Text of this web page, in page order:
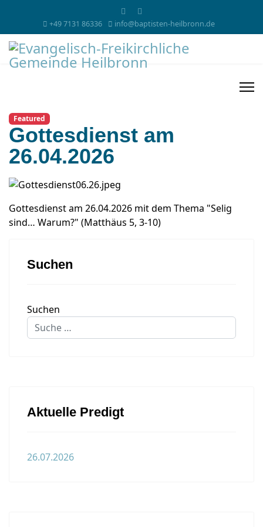
+49 7131 86336 info@baptisten-heilbronn.de
Featured
Gottesdienst am
26.04.2026
Gottesdienst am 26.04.2026 mit dem Thema "Selig
sind… Warum?" (Matthäus 5, 3-10)
Suchen
Suchen
Aktuelle Predigt
26.07.2026